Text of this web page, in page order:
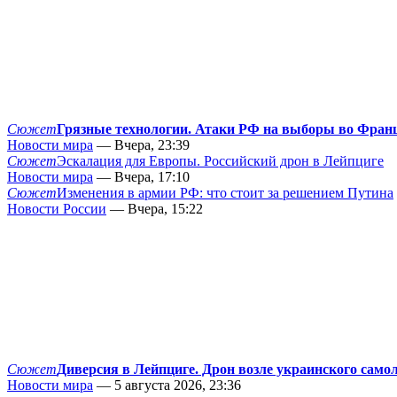
СюжетГрязные технологии. Атаки РФ на выборы во
Новости мира — Вчера, 23:39
СюжетЭскалация для Европы. Российский дрон в Лейпциге
Новости мира — Вчера, 17:10
СюжетИзменения в армии РФ: что стоит за решением Путина
Новости России — Вчера, 15:22
СюжетДиверсия в Лейпциге. Дрон возле украинского
Новости мира — 5 августа 2026, 23:36